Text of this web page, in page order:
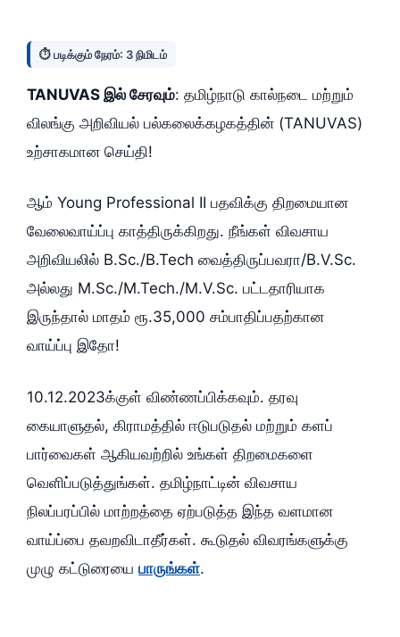
⏱️ படிக்கும் நேரம்: 3 நிமிடம்
TANUVAS இல் சேரவும்: தமிழ்நாடு கால்நடை மற்றும்
விலங்கு அறிவியல் பல்கலைக்கழகத்தின் (TANUVAS)
உற்சாகமான செய்தி!
ஆம் Young Professional II பதவிக்கு திறமையான
வேலைவாய்ப்பு காத்திருக்கிறது. நீங்கள் விவசாய
அறிவியலில் B.Sc./B.Tech வைத்திருப்பவரா/B.V.Sc.
அல்லது M.Sc./M.Tech./M.V.Sc. பட்டதாரியாக
இருந்தால் மாதம் ரூ.35,000 சம்பாதிப்பதற்கான
வாய்ப்பு இதோ!
10.12.2023க்குள் விண்ணப்பிக்கவும். தரவு
கையாளுதல், கிராமத்தில் ஈடுபடுதல் மற்றும் களப்
பார்வைகள் ஆகியவற்றில் உங்கள் திறமைகளை
வெளிப்படுத்துங்கள். தமிழ்நாட்டின் விவசாய
நிலப்பரப்பில் மாற்றத்தை ஏற்படுத்த இந்த வளமான
வாய்ப்பை தவறவிடாதீர்கள். கூடுதல் விவரங்களுக்கு
முழு கட்டுரையை பாருங்கள்.